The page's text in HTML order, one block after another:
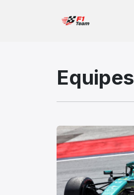
Equipes